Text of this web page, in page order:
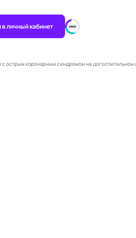
в личный кабинет
коронарным синдромом на догоспитальном